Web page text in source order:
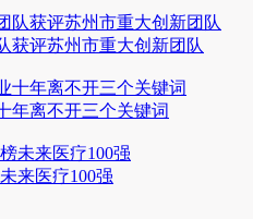
获评苏州市重大创新团队
年离不开三个关键词
来医疗100强